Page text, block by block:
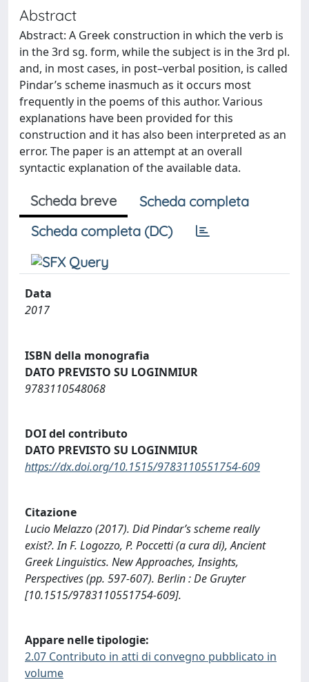
Abstract
Abstract: A Greek construction in which the verb is
in the 3rd sg. form, while the subject is in the 3rd pl.
and, in most cases, in post–verbal position, is called
Pindar’s scheme inasmuch as it occurs most
frequently in the poems of this author. Various
explanations have been provided for this
construction and it has also been interpreted as an
error. The paper is an attempt at an overall
syntactic explanation of the available data.
Scheda breve
Scheda completa
Scheda completa (DC)
Data
2017
ISBN della monografia
DATO PREVISTO SU LOGINMIUR
9783110548068
DOI del contributo
DATO PREVISTO SU LOGINMIUR
https://dx.doi.org/10.1515/9783110551754-609
Citazione
Lucio Melazzo (2017). Did Pindar’s scheme really
exist?. In F. Logozzo, P. Poccetti (a cura di), Ancient
Greek Linguistics. New Approaches, Insights,
Perspectives (pp. 597-607). Berlin : De Gruyter
[10.1515/9783110551754-609].
Appare nelle tipologie:
2.07 Contributo in atti di convegno pubblicato in
volume